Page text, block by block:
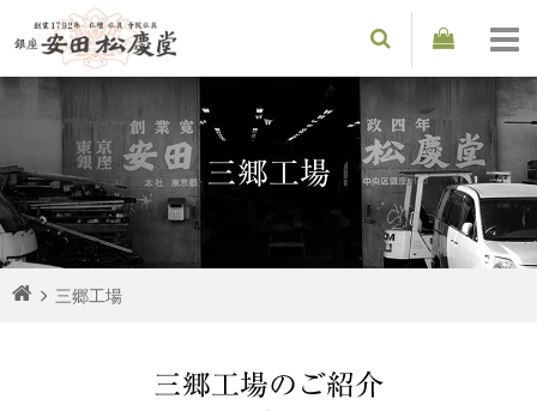
三郷工場
三郷工場
三郷工場のご紹介